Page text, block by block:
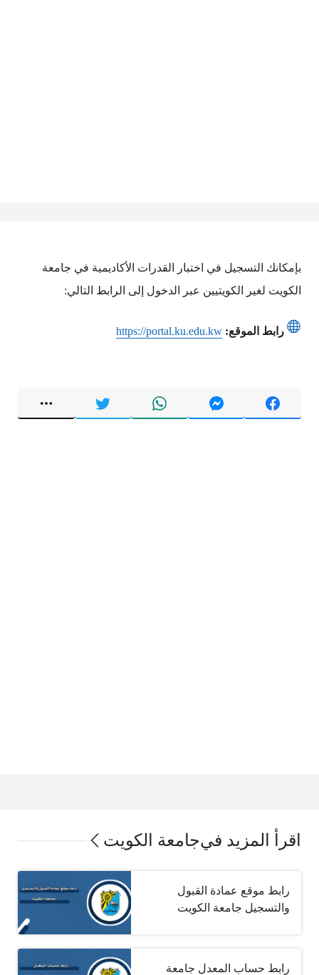
بإمكانك التسجيل في اختبار القدرات الأكاديمية في جامعة
الكويت لغير الكويتيين عبر الدخول إلى الرابط التالي:
رابط الموقع: https://portal.ku.edu.kw
اقرأ المزيد فيجامعة الكويت
رابط موقع عمادة القبول
والتسجيل جامعة الكويت
رابط حساب المعدل جامعة